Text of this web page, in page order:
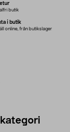
butik
i butik
online, från butikslager